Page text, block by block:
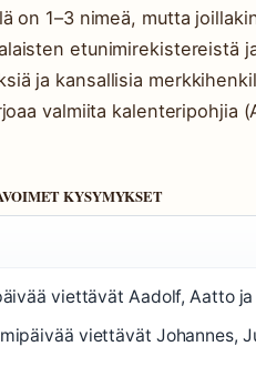
on 1–3 nimeä, mutta
etunimirekistereistä
ja kansallisia
valmiita kalenteripohjia
KYSYMYKSET
viettävät Aadolf, Aatto
viettävät Johannes,